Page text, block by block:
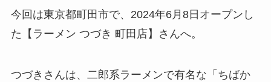
今回は東京都町田市で、2024年6月8日オープンし
た【ラーメン つづき 町田店】さんへ。
つづきさんは、二郎系ラーメンで有名な「ちばか